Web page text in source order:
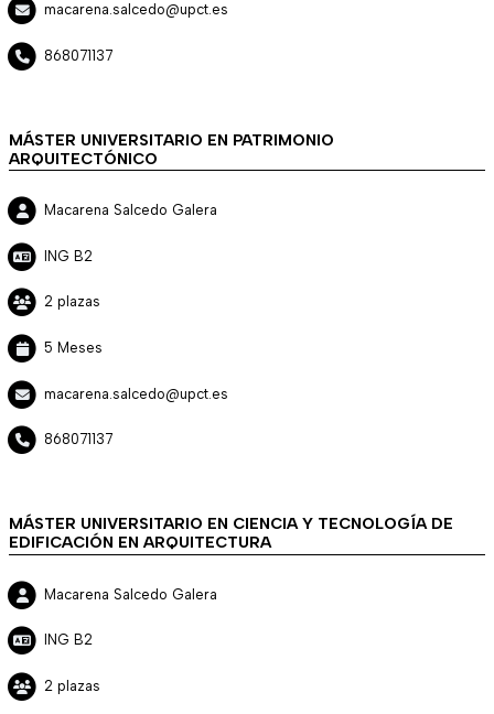
macarena.salcedo@upct.es
868071137
MÁSTER UNIVERSITARIO EN PATRIMONIO
ARQUITECTÓNICO
Macarena Salcedo Galera
ING B2
2 plazas
5 Meses
macarena.salcedo@upct.es
868071137
MÁSTER UNIVERSITARIO EN CIENCIA Y TECNOLOGÍA DE
EDIFICACIÓN EN ARQUITECTURA
Macarena Salcedo Galera
ING B2
2 plazas